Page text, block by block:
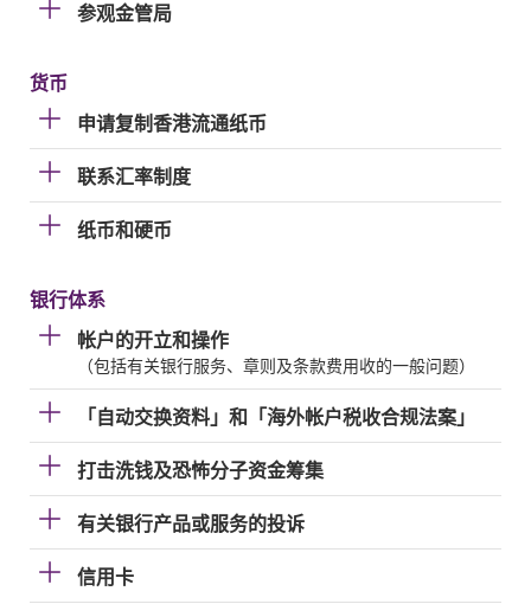
参观金管局
货币
申请复制香港流通纸币
联系汇率制度
纸币和硬币
银行体系
帐户的开立和操作
（包括有关银行服务、章则及条款费用收的一般问题）
「自动交换资料」和「海外帐户税收合规法案」
打击洗钱及恐怖分子资金筹集
有关银行产品或服务的投诉
信用卡